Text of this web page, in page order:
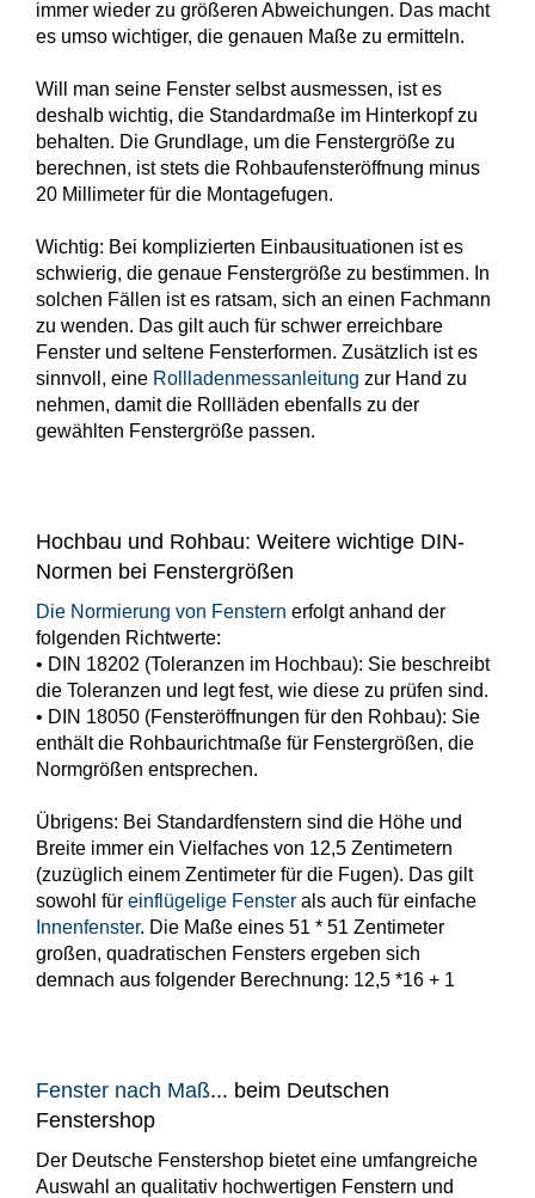
immer wieder zu größeren Abweichungen. Das macht
es umso wichtiger, die genauen Maße zu ermitteln.
Will man seine Fenster selbst ausmessen, ist es
deshalb wichtig, die Standardmaße im Hinterkopf zu
behalten. Die Grundlage, um die Fenstergröße zu
berechnen, ist stets die Rohbaufensteröffnung minus
20 Millimeter für die Montagefugen.
Wichtig: Bei komplizierten Einbausituationen ist es
schwierig, die genaue Fenstergröße zu bestimmen. In
solchen Fällen ist es ratsam, sich an einen Fachmann
zu wenden. Das gilt auch für schwer erreichbare
Fenster und seltene Fensterformen. Zusätzlich ist es
sinnvoll, eine Rollladenmessanleitung zur Hand zu
nehmen, damit die Rollläden ebenfalls zu der
gewählten Fenstergröße passen.
Hochbau und Rohbau: Weitere wichtige DIN-
Normen bei Fenstergrößen
Die Normierung von Fenstern erfolgt anhand der
folgenden Richtwerte:
• DIN 18202 (Toleranzen im Hochbau): Sie beschreibt
die Toleranzen und legt fest, wie diese zu prüfen sind.
• DIN 18050 (Fensteröffnungen für den Rohbau): Sie
enthält die Rohbaurichtmaße für Fenstergrößen, die
Normgrößen entsprechen.
Übrigens: Bei Standardfenstern sind die Höhe und
Breite immer ein Vielfaches von 12,5 Zentimetern
(zuzüglich einem Zentimeter für die Fugen). Das gilt
sowohl für einflügelige Fenster als auch für einfache
Innenfenster. Die Maße eines 51 * 51 Zentimeter
großen, quadratischen Fensters ergeben sich
demnach aus folgender Berechnung: 12,5 *16 + 1
Fenster nach Maß... beim Deutschen
Fenstershop
Der Deutsche Fenstershop bietet eine umfangreiche
Auswahl an qualitativ hochwertigen Fenstern und